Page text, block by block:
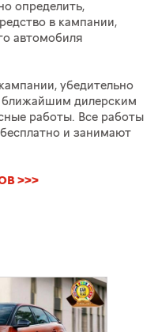
определить,
в кампании,
автомобиля
убедительно
ближайшим дилерским
работы. Все работы
и занимают
>>>